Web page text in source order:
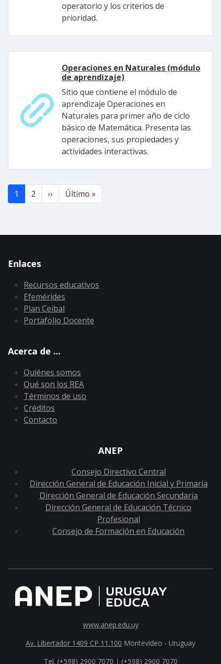
operatorio y los criterios de
prioridad.
Operaciones en Naturales (módulo
de aprendizaje)
Sitio que contiene el módulo de
aprendizaje Operaciones en
Naturales para primer año de ciclo
básico de Matemática. Presenta las
operaciones, sus propiedades y
actividades interactivas.
Paginación
1 2 ›› Siguiente página
Último »
Enlaces
Recursos educativos
Efemérides
Plan Ceibal
Portafolio Docente
Acerca de ...
Quiénes somos
Qué son los REA
Términos de uso
Créditos
Contacto
ANEP
Consejo Directivo Central
Dirección General de Educación Inicial y Primaria
Dirección General de Educación Secundaria
Dirección General de Educación Técnico
Profesional
Consejo de Formación en Educación
www.anep.edu.uy
Av. Libertador 1409 CP 11.100 Montevideo - Uruguay
Tel. (+598) 2900 7070 | (+598) 2900 7070